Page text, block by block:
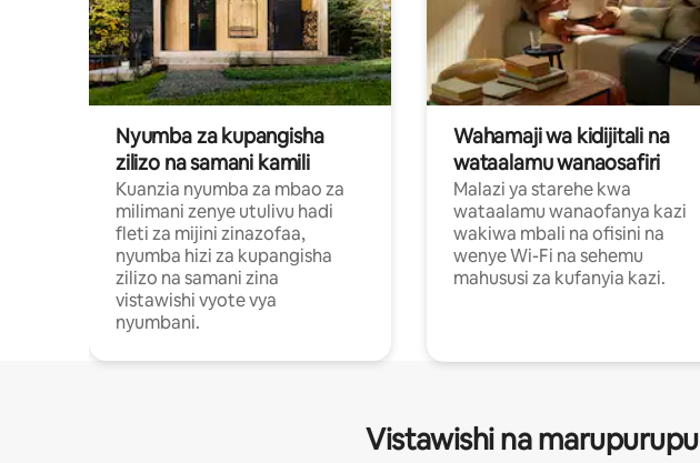
Nyumba za kupangisha
zilizo na samani kamili
Kuanzia nyumba za mbao za
milimani zenye utulivu hadi
fleti za mijini zinazofaa,
nyumba hizi za kupangisha
zilizo na samani zina
vistawishi vyote vya
nyumbani.
Wahamaji wa kidijitali na
wataalamu wanaosafiri
Malazi ya starehe kwa
wataalamu wanaofanya kazi
wakiwa mbali na ofisini na
wenye Wi-Fi na sehemu
mahususi za kufanyia kazi.
Vistawishi na